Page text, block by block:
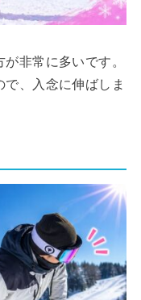
非常に多いです。
、入念に伸ばしま